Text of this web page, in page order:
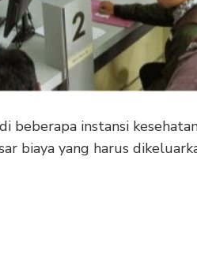
beberapa instansi
biaya yang harus